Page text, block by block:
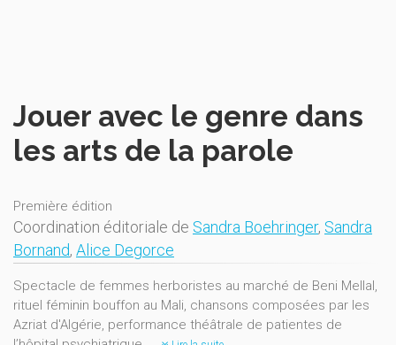
Jouer avec le genre dans
les arts de la parole
Première édition
Coordination éditoriale de Sandra Boehringer, Sandra
Bornand, Alice Degorce
Spectacle de femmes herboristes au marché de Beni Mellal,
rituel féminin bouffon au Mali, chansons composées par les
Azriat d'Algérie, performance théâtrale de patientes de